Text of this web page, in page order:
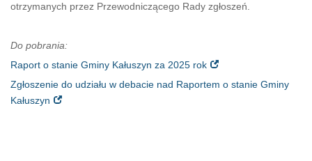
otrzymanych przez Przewodniczącego Rady zgłoszeń.
Do pobrania:
Raport o stanie Gminy Kałuszyn za 2025 rok
Zgłoszenie do udziału w debacie nad Raportem o stanie Gminy
Kałuszyn